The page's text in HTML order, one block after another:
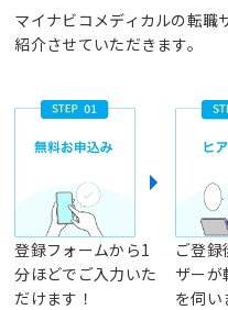
マイナビコメディカルの転職
紹介させていただきます。
登録フォームから1
分ほどでご入力いた
だけます！
ご登録
ザーが
を伺い